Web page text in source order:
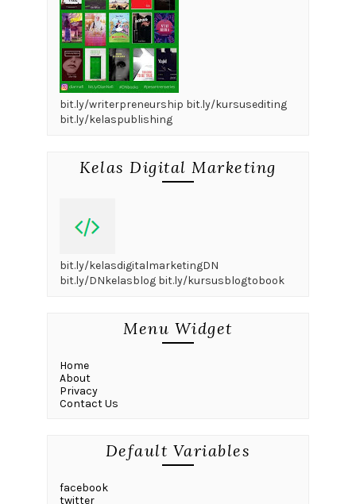
bit.ly/writerpreneurship bit.ly/kursusediting
bit.ly/kelaspublishing
Kelas Digital Marketing
bit.ly/kelasdigitalmarketingDN
bit.ly/DNkelasblog bit.ly/kursusblogtobook
Menu Widget
Home
About
Privacy
Contact Us
Default Variables
facebook
twitter